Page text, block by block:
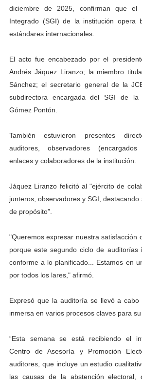
diciembre de 2025, confirman que el
Integrado (SGI) de la institución opera
estándares internacionales.
El acto fue encabezado por el
Andrés Jáquez Liranzo; la miembro
Sánchez; el secretario general de la
subdirectora encargada del SGI de la
Gómez Pontón.
También estuvieron presentes
auditores, observadores
enlaces y colaboradores de la institución.
Jáquez Liranzo felicitó al "ejército de
junteros, observadores y SGI,
de propósito”.
"Queremos expresar nuestra satisfacción
porque este segundo ciclo de auditorías
conforme a lo planificado... Estamos en
por todos los lares," afirmó.
Expresó que la auditoría se llevó a cabo
inmersa en varios procesos claves para
“Esta semana se está recibiendo el
Centro de Asesoría y Promoción
auditores, que incluye un estudio
las causas de la abstención electoral,